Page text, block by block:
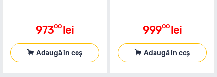
97300 lei
Adaugă în coș
99900 lei
Adaugă în coș